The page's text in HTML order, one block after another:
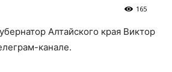
165
Алтайского края Виктор
канале.